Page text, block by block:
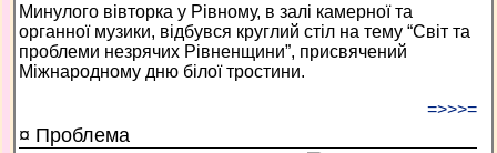
Минулого вівторка у Рівному, в залі камерної та
органної музики, відбувся круглий стіл на тему “Світ та
проблеми незрячих Рівненщини”, присвячений
Міжнародному дню білої тростини.
=>>>=
¤ Проблема